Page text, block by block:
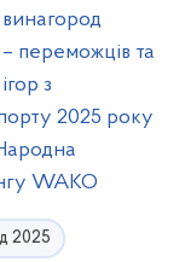
переможців та
з
2025 року
WAKO
2025